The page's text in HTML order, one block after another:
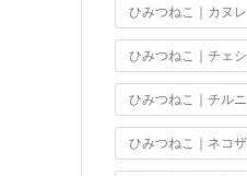
ひみつねこ｜カヌレ
ひみつねこ｜チェ
ひみつねこ｜チル
ひみつねこ｜ネコ